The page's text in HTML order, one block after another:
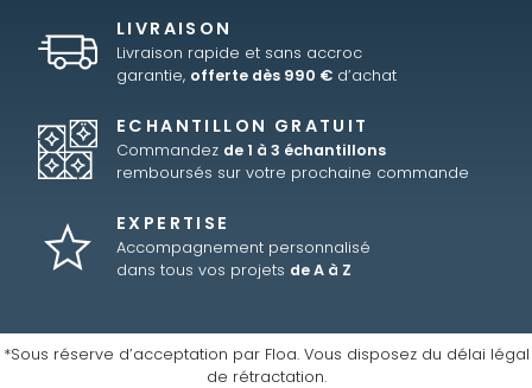
LIVRAISON
Livraison rapide et sans accroc
garantie, offerte dès 990 € d’achat
ECHANTILLON GRATUIT
Commandez de 1 à 3 échantillons
remboursés sur votre prochaine commande
EXPERTISE
Accompagnement personnalisé
dans tous vos projets de A à Z
*Sous réserve d’acceptation par Floa. Vous disposez du délai légal
de rétractation.